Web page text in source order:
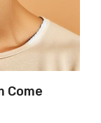
Come